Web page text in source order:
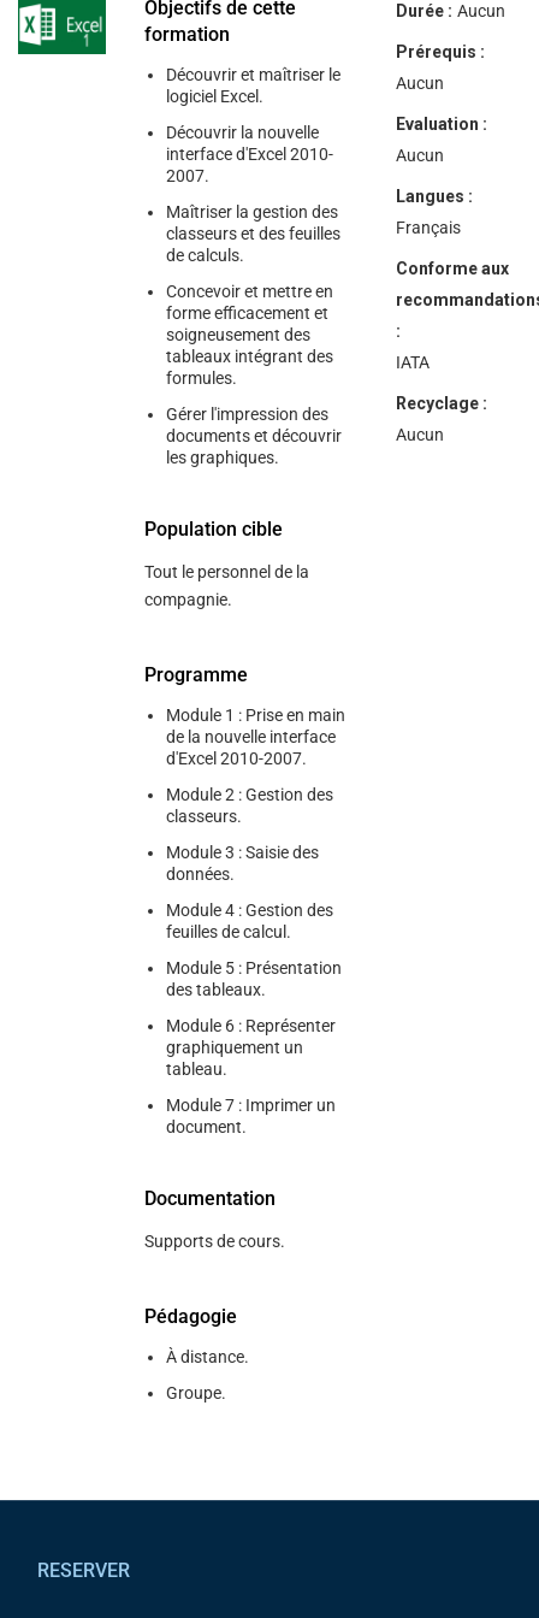
help
you
navigate
Objectifs de cette
formation
Découvrir et maîtriser le
logiciel Excel.
Découvrir la nouvelle
interface d'Excel 2010-
2007.
Maîtriser la gestion des
classeurs et des feuilles
de calculs.
Concevoir et mettre en
forme efficacement et
soigneusement des
tableaux intégrant des
formules.
Gérer l'impression des
documents et découvrir
les graphiques.
Population cible
Tout le personnel de la
compagnie.
Programme
Module 1 : Prise en main
de la nouvelle interface
d'Excel 2010-2007.
Module 2 : Gestion des
classeurs.
Module 3 : Saisie des
données.
Module 4 : Gestion des
feuilles de calcul.
Module 5 : Présentation
des tableaux.
Module 6 : Représenter
graphiquement un
tableau.
Module 7 : Imprimer un
document.
Documentation
Supports de cours.
Pédagogie
À distance.
Groupe.
Durée : Aucun
Prérequis :
Aucun
Evaluation :
Aucun
Langues :
Français
Conforme aux
:
IATA
Recyclage :
Aucun
RESERVER